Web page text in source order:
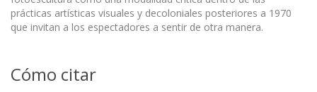
prácticas artísticas visuales y decoloniales posteriores a 1970
que invitan a los espectadores a sentir de otra manera.
Cómo citar